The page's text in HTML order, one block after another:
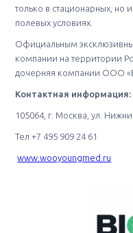
только в стационарных,
полевых условиях.
Официальным
компании на территории
дочерняя компании ООО
Контактная информация:
105064, г. Москва, ул.
Тел +7 495 909 24 61
www.wooyoungmed.ru